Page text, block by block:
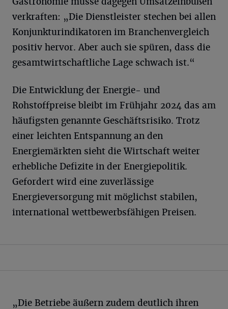
verkraften: „Die Dienstleister stechen bei allen
Konjunkturindikatoren im Branchenvergleich
positiv hervor. Aber auch sie spüren, dass die
gesamtwirtschaftliche Lage schwach ist.“
Die Entwicklung der Energie- und
Rohstoffpreise bleibt im Frühjahr 2024 das am
häufigsten genannte Geschäftsrisiko. Trotz
einer leichten Entspannung an den
Energiemärkten sieht die Wirtschaft weiter
erhebliche Defizite in der Energiepolitik.
Gefordert wird eine zuverlässige
Energieversorgung mit möglichst stabilen,
international wettbewerbsfähigen Preisen.
„Die Betriebe äußern zudem deutlich ihren